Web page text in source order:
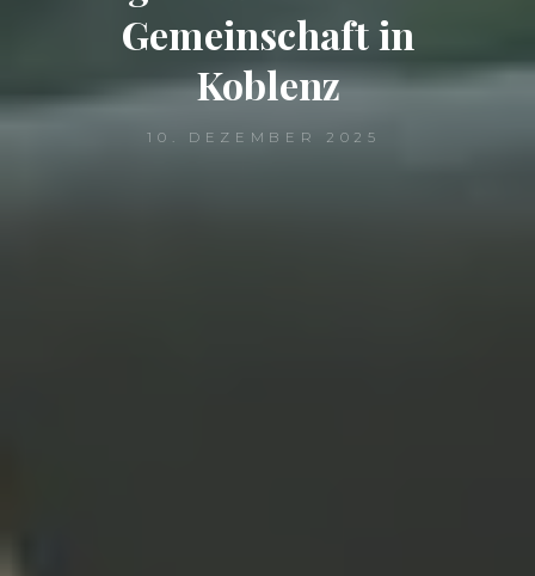
Gemeinschaft in
Koblenz
10. DEZEMBER 2025